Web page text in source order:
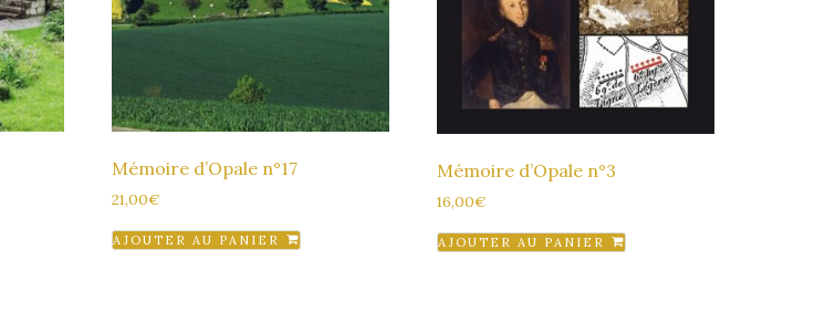
Mémoire d’Opale n°17
21,00€
AJOUTER AU PANIER
Mémoire d’Opale n°3
16,00€
AJOUTER AU PANIER